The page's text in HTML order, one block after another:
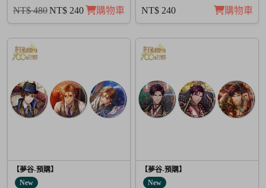
NT$ 480NT$ 240 購物車 NT$ 240 購物車
【夢谷-預購】
New
【夢谷-預購】
New